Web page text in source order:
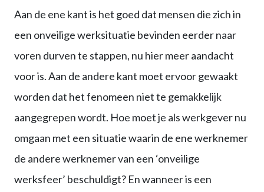
Aan de ene kant is het goed dat mensen die zich in
een onveilige werksituatie bevinden eerder naar
voren durven te stappen, nu hier meer aandacht
voor is. Aan de andere kant moet ervoor gewaakt
worden dat het fenomeen niet te gemakkelijk
aangegrepen wordt. Hoe moet je als werkgever nu
omgaan met een situatie waarin de ene werknemer
de andere werknemer van een ‘onveilige
werksfeer’ beschuldigt? En wanneer is een